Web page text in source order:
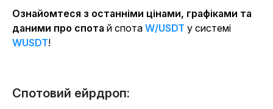
Ознайомтеся з останніми цінами, графіками та
даними про спота й спота W/USDT у системі
WUSDT!
Спотовий ейрдроп: